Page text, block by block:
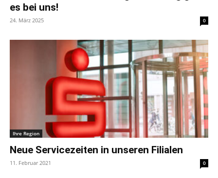
es bei uns!
24. März 2025 0
Ihre Region
Neue Servicezeiten in unseren Filialen
11. Februar 2021 0